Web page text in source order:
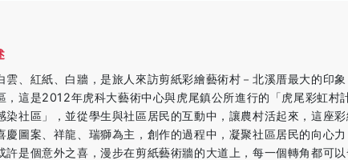
雲、紅紙、白牆，是旅人來訪剪紙彩繪藝術村－北溪厝最大的印
，這是2012年虎科大藝術中心與虎尾鎮公所進行的「虎尾彩虹村
染社區」，並從學生與社區居民的互動中，讓農村活起來，這座
慶圖案、祥龍、瑞獅為主，創作的過程中，凝聚社區居民的向心
許是個意外之喜，漫步在剪紙藝術牆的大道上，每一個轉角都可